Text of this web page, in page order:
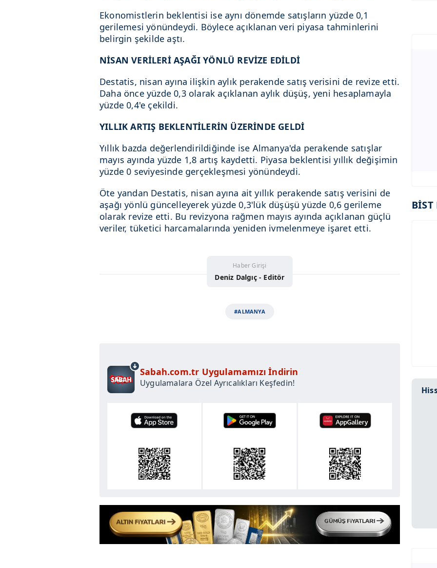
Ekonomistlerin beklentisi ise aynı dönemde satışların yüzde 0,1
gerilemesi yönündeydi. Böylece açıklanan veri piyasa tahminlerini
belirgin şekilde aştı.
NİSAN VERİLERİ AŞAĞI YÖNLÜ REVİZE EDİLDİ
Destatis, nisan ayına ilişkin aylık perakende satış verisini de revize etti.
Daha önce yüzde 0,3 olarak açıklanan aylık düşüş, yeni hesaplamayla
yüzde 0,4'e çekildi.
YILLIK ARTIŞ BEKLENTİLERİN ÜZERİNDE GELDİ
Yıllık bazda değerlendirildiğinde ise Almanya'da perakende satışlar
mayıs ayında yüzde 1,8 artış kaydetti. Piyasa beklentisi yıllık değişimin
yüzde 0 seviyesinde gerçekleşmesi yönündeydi.
Öte yandan Destatis, nisan ayına ait yıllık perakende satış verisini de
aşağı yönlü güncelleyerek yüzde 0,3'lük düşüşü yüzde 0,6 gerileme
olarak revize etti. Bu revizyona rağmen mayıs ayında açıklanan güçlü
veriler, tüketici harcamalarında yeniden ivmelenmeye işaret etti.
Haber Girişi
Deniz Dalgıç - Editör
#ALMANYA
Sabah.com.tr Uygulamamızı İndirin
Uygulamalara Özel Ayrıcalıkları Keşfedin!